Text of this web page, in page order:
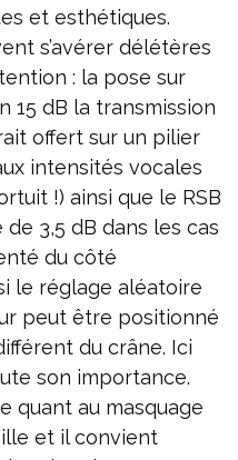
et esthétiques.
s’avérer délétères
: la pose sur
15 dB la transmission
offert sur un pilier
intensités vocales
!) ainsi que le RSB
3,5 dB dans les cas
du côté
le réglage aléatoire
peut être positionné
du crâne. Ici
son importance.
quant au masquage
et il convient